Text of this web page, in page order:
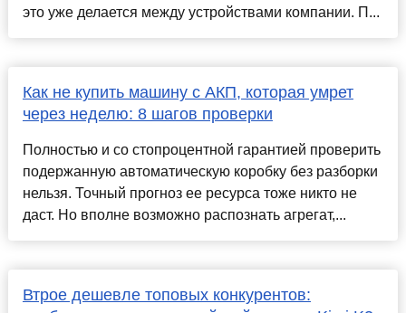
это уже делается между устройствами компании. П...
Как не купить машину с АКП, которая умрет
через неделю: 8 шагов проверки
Полностью и со стопроцентной гарантией проверить
подержанную автоматическую коробку без разборки
нельзя. Точный прогноз ее ресурса тоже никто не
даст. Но вполне возможно распознать агрегат,...
Втрое дешевле топовых конкурентов: